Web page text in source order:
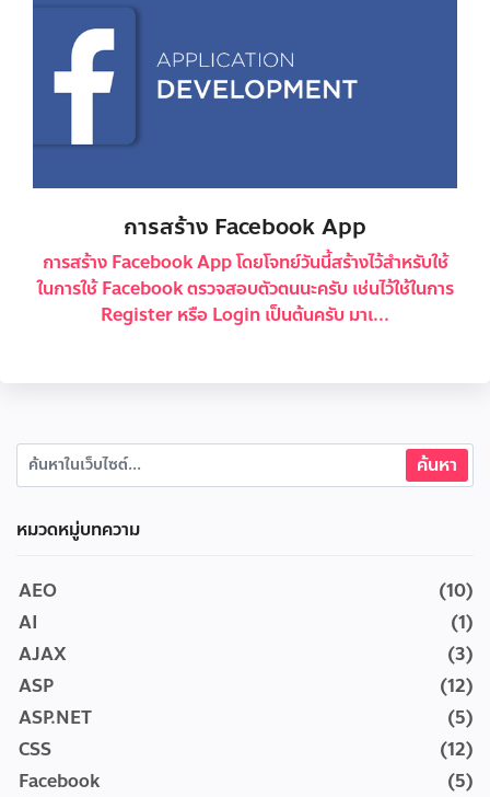
การสร้าง Facebook App
การสร้าง Facebook App โดยโจทย์วันนี้สร้างไว้สำหรับใช้
ในการใช้ Facebook ตรวจสอบตัวตนนะครับ เช่นไว้ใช้ในการ
Register หรือ Login เป็นต้นครับ มาเ...
หมวดหมู่บทความ
AEO
(10)
AI
(1)
AJAX
(3)
ASP
(12)
ASP.NET
(5)
CSS
(12)
Facebook
(5)